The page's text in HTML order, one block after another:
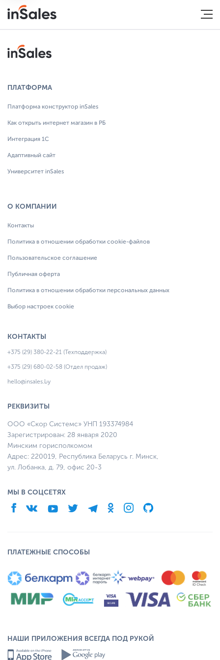
ПЛАТФОРМА
Платформа конструктор inSales
Как открыть интернет магазин в РБ
Интеграция 1С
Адаптивный сайт
Университет inSales
О КОМПАНИИ
Контакты
Политика в отношении обработки cookie-файлов
Пользовательское соглашение
Публичная оферта
Политика в отношении обработки персональных данных
Выбор настроек cookie
НАШИ ПРИЛОЖЕНИЯ ВСЕГДА ПОД РУКОЙ
КОНТАКТЫ
+375 (29) 380-22-21 (Техподдержка)
+375 (29) 680-02-58 (Отдел продаж)
hello@insales.by
РЕКВИЗИТЫ
ООО «Скор Системс» УНП 193374984
Зарегистрирован: 28 января 2020
Минским горисполкомом
Адрес: 220019, Республика Беларусь г. Минск,
ул. Лобанка, д. 79, офис 20-3
МЫ В СОЦСЕТЯХ
ПЛАТЕЖНЫЕ СПОСОБЫ